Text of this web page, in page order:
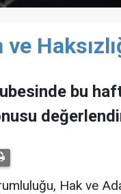
bu
Hak ve